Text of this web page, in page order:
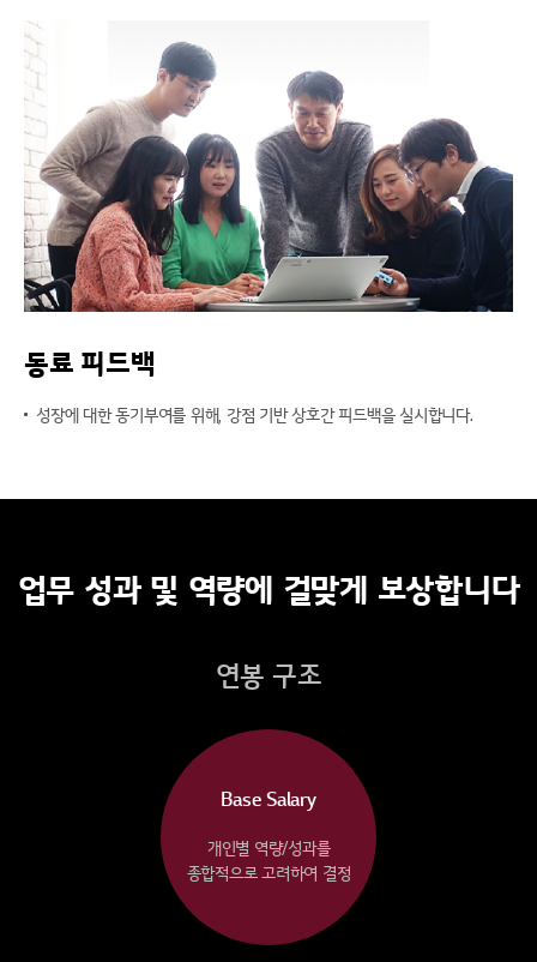
동료 피드백
성장에 대한 동기부여를 위해, 강점 기반 상호간 피드백을 실시합니다.
업무 성과 및 역량에 걸맞게 보상합니다
연봉 구조
Base Salary
개인별 역량/성과를
종합적으로 고려하여 결정